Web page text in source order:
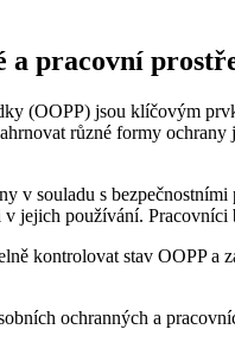
a pracovní
(OOPP) jsou klíčovým
různé formy
v souladu s
jejich používání.
kontrolovat stav OOPP